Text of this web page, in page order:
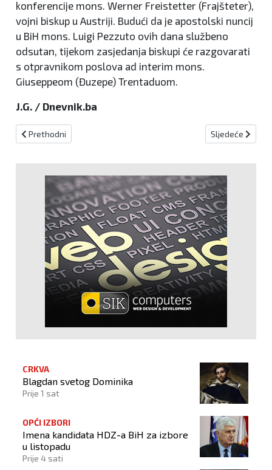
konferencije mons. Werner Freistetter (Frajšteter),
vojni biskup u Austriji. Budući da je apostolski nuncij
u BiH mons. Luigi Pezzuto ovih dana službeno
odsutan, tijekom zasjedanja biskupi će razgovarati
s otpravnikom poslova ad interim mons.
Giuseppeom (Đuzepe) Trentaduom.
J.G. / Dnevnik.ba
Prethodni članak: Index.hr: Bosanska pljuska jadnoj hrvatskoj
Prethodni Sljedeći članak:
Sljedeće
CRKVA
Blagdan svetog Dominika
Prije 1 sat
OPĆI IZBORI
Imena kandidata HDZ-a BiH za izbore
u listopadu
Prije 4 sati